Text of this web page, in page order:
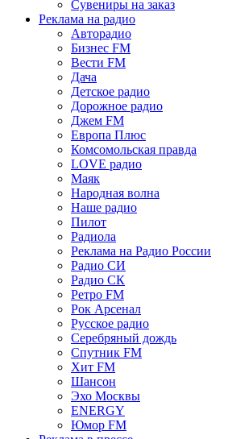
Сувениры на заказ
Реклама на радио
Авторадио
Бизнес FM
Вести FM
Дача
Детское радио
Дорожное радио
Джем FM
Европа Плюс
Комсомольская правда
LOVE радио
Маяк
Народная волна
Наше радио
Пилот
Радиола
Реклама на Радио России
Радио СИ
Радио СК
Ретро FM
Рок Арсенал
Русское радио
Серебряный дождь
Спутник FM
Хит FM
Шансон
Эхо Москвы
ENERGY
Юмор FM